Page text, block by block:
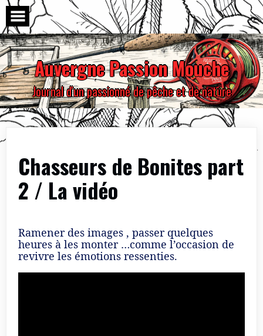
Skip
content
Auvergne Passion Mouche
Journal d'un passionné de pêche et de nature
Chasseurs de Bonites part
2 / La vidéo
Ramener des images , passer quelques
heures à les monter …comme l’occasion de
revivre les émotions ressenties.